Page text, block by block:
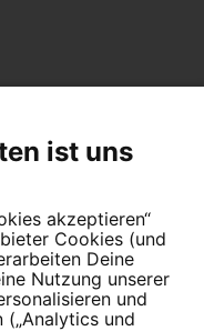
Schließe Dich 4,5
ist uns
akzeptieren“
Cookies (und
Deine
Nutzung unserer
und
und